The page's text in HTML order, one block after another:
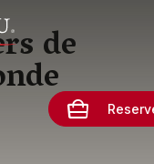
de